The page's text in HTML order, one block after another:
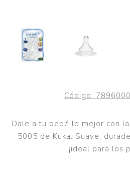
Código:
Dale a tu bebé lo mejor con
5005 de Kuka. Suave,
¡ideal para los